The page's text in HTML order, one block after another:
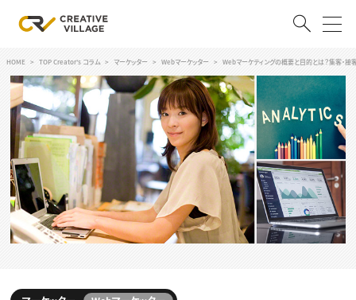
ログイン 会員登録
RECRUIT
クリエイター求人を探す
CREATIVE JOB求人検索
特集求人
採用説明会
スキルアップしたい！
HOME TOP Creator's コラム マーケッター Webマーケッター Webマーケティングの概要と目的とは？集客・接